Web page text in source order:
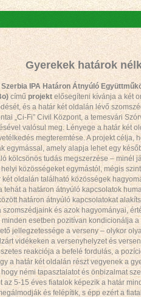
Gyerekek határok
Szerbia IPA Határon Átnyúló
című projekt elősegíteni kívánja a két
és a határ két oldalán lévő
„Ci-Fi” Civil Központ, a temesvári
valósul meg. Lényege a határ két
megteremtése. A projekt célja,
egymással, amely alapja lehet egy
kölcsönös tudás megszerzése – minél
közösségeket egymástól, mégis
oldalán található közösségek
tehát a határon átnyúló kapcsolatok
határon átnyúló kapcsolatokat
szomszédjaink és azok hagyományai,
minden esetben pozitívan kondicionálja
jellegzetessége a verseny – olykor
vidékeken a versenyhelyzet és
reakciója a befelé fordulás, a
a határ két oldalán részt vegyenek a
némi tapasztalatot és önbizalmat
az 5-15 éves fiatalok képezik a határ
és felépítik, s épp ezért a